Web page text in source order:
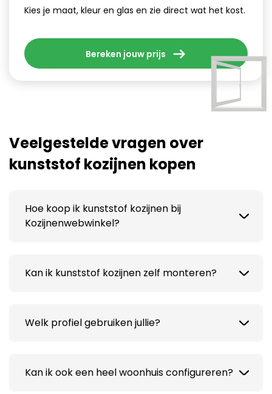
Kies je maat, kleur en glas en zie direct wat het kost.
Bereken jouw prijs
Veelgestelde vragen over
kunststof kozijnen kopen
Hoe koop ik kunststof kozijnen bij
Kozijnenwebwinkel?
Kan ik kunststof kozijnen zelf monteren?
Welk profiel gebruiken jullie?
Kan ik ook een heel woonhuis configureren?